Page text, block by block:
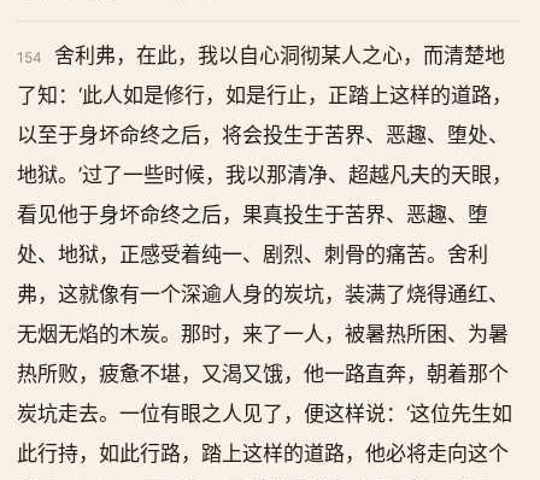
154
舍利弗，在此，我以自心洞彻某人之心，而清楚地
了知：‘此人如是修行，如是行止，正踏上这样的道路，
以至于身坏命终之后，将会投生于苦界、恶趣、堕处、
地狱。’过了一些时候，我以那清净、超越凡夫的天眼，
看见他于身坏命终之后，果真投生于苦界、恶趣、堕
处、地狱，正感受着纯一、剧烈、刺骨的痛苦。舍利
弗，这就像有一个深逾人身的炭坑，装满了烧得通红、
无烟无焰的木炭。那时，来了一人，被暑热所困、为暑
热所败，疲惫不堪，又渴又饿，他一路直奔，朝着那个
炭坑走去。一位有眼之人见了，便这样说：‘这位先生如
此行持，如此行路，踏上这样的道路，他必将走向这个